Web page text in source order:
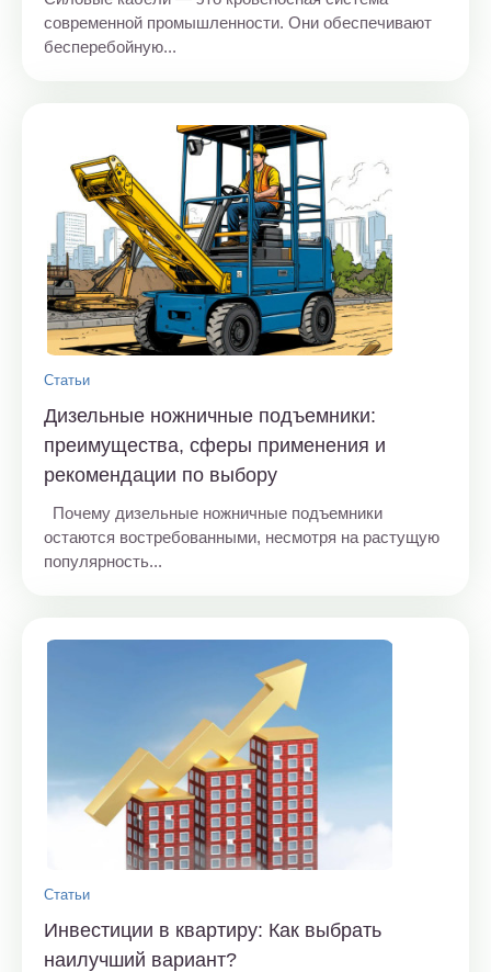
современной промышленности. Они обеспечивают
бесперебойную...
Статьи
Дизельные ножничные подъемники:
преимущества, сферы применения и
рекомендации по выбору
Почему дизельные ножничные подъемники
остаются востребованными, несмотря на растущую
популярность...
Статьи
Инвестиции в квартиру: Как выбрать
наилучший вариант?